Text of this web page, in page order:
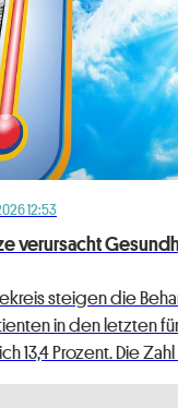
12:53
verursacht
steigen die
in den letzten
13,4 Prozent. Die